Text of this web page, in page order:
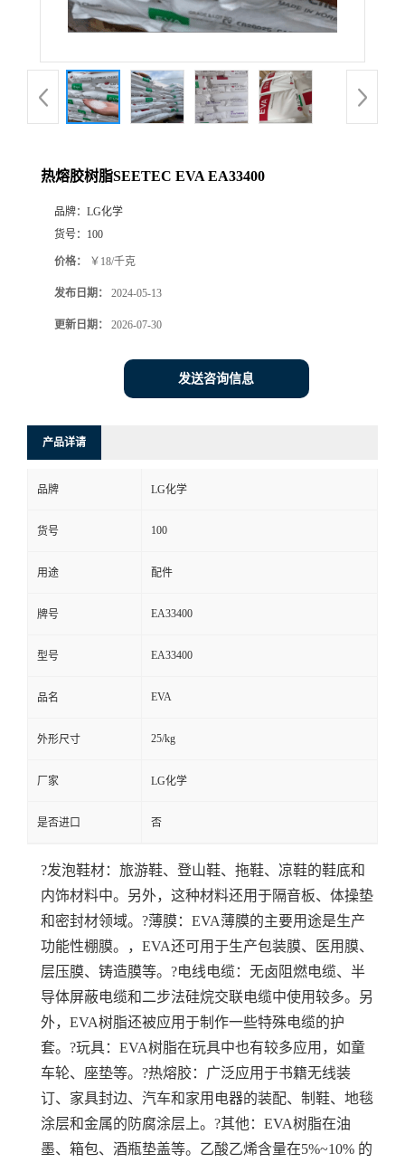
热熔胶树脂SEETEC EVA EA33400
品牌： LG化学
货号： 100
价格： ￥18/千克
发布日期： 2024-05-13
更新日期： 2026-07-30
发送咨询信息
产品详请
品牌 LG化学
货号 100
用途 配件
牌号 EA33400
型号 EA33400
品名 EVA
外形尺寸 25/kg
厂家 LG化学
是否进口 否
?发泡鞋材：旅游鞋、登山鞋、拖鞋、凉鞋的鞋底和
内饰材料中。另外，这种材料还用于隔音板、体操垫
和密封材领域。 ?薄膜：EVA薄膜的主要用途是生产
功能性棚膜。，EVA还可用于生产包装膜、医用膜、
层压膜、铸造膜等。 ?电线电缆：无卤阻燃电缆、半
导体屏蔽电缆和二步法硅烷交联电缆中使用较多。另
外，EVA树脂还被应用于制作一些特殊电缆的护
套。 ?玩具：EVA树脂在玩具中也有较多应用，如童
车轮、座垫等。 ?热熔胶：广泛应用于书籍无线装
订、家具封边、汽车和家用电器的装配、制鞋、地毯
涂层和金属的防腐涂层上。 ?其他：EVA树脂在油
墨、箱包、酒瓶垫盖等。 乙酸乙烯含量在5%~10% 的